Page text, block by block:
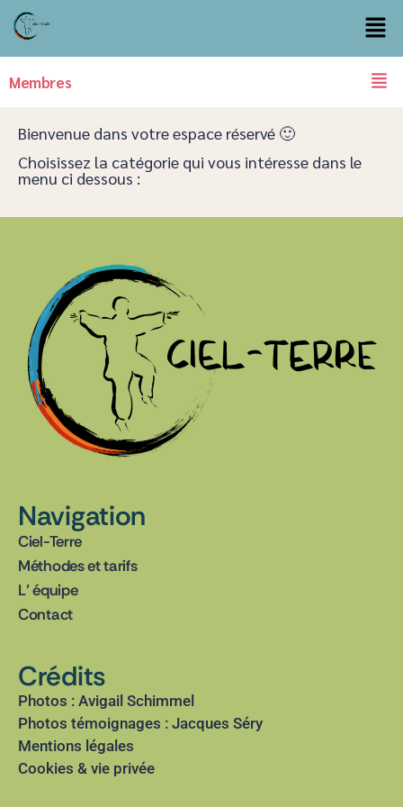
Membres
Bienvenue dans votre espace réservé 🙂
Choisissez la catégorie qui vous intéresse dans le
menu ci dessous :​​
Navigation
Ciel-Terre
Méthodes et tarifs
L’ équipe
Contact
Crédits
Photos : Avigail Schimmel
Photos témoignages : Jacques Séry
Mentions légales
Cookies & vie privée